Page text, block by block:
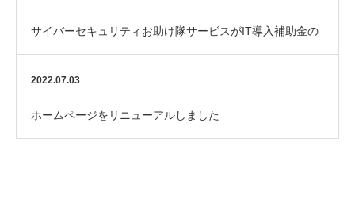
サイバーセキュリティお助け隊サービスがIT導入補助金の
支援対象になりました
2022.07.03
ホームページをリニューアルしました